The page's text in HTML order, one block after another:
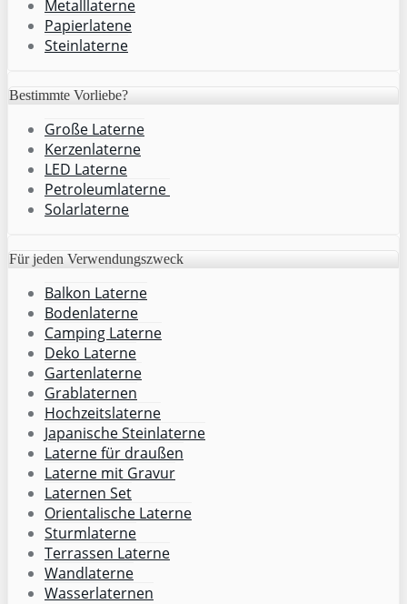
Metalllaterne
Papierlatene
Steinlaterne
Bestimmte Vorliebe?
Große Laterne
Kerzenlaterne
LED Laterne
Petroleumlaterne
Solarlaterne
Für jeden Verwendungszweck
Balkon Laterne
Bodenlaterne
Camping Laterne
Deko Laterne
Gartenlaterne
Grablaternen
Hochzeitslaterne
Japanische Steinlaterne
Laterne für draußen
Laterne mit Gravur
Laternen Set
Orientalische Laterne
Sturmlaterne
Terrassen Laterne
Wandlaterne
Wasserlaternen